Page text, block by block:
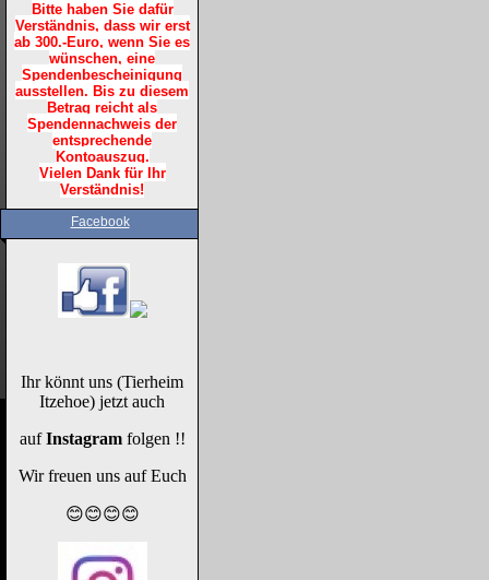
Bitte haben Sie dafür
Verständnis, dass wir erst
ab 300.-Euro, wenn Sie es
wünschen, eine
Spendenbescheinigung
ausstellen. Bis zu diesem
Betrag reicht als
Spendennachweis der
entsprechende
Kontoauszug.
Vielen Dank für Ihr
Verständnis!
Facebook
Ihr könnt uns (Tierheim
Itzehoe) jetzt auch
aufInstagramfolgen !!
Wir freuen uns auf Euch
😊😊😊😊